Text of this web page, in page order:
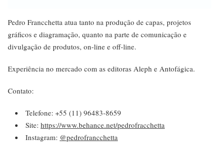
Pedro Francchetta atua tanto na produção de capas, projetos
gráficos e diagramação, quanto na parte de comunicação e
divulgação de produtos, on-line e off-line.
Experiência no mercado com as editoras Aleph e Antofágica.
Contato:
Telefone: +55 (11) 96483-8659
Site: https://www.behance.net/pedrofracchetta
Instagram: @pedrofrancchetta